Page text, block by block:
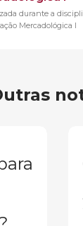
durante a
Mercadológica I